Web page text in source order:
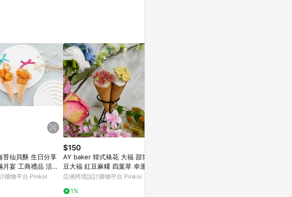
首次下載 Pinkoi APP 並完成訂單，不
苔仙貝酥 生日分享
月宴 工商禮品 活動
購物平台 Pinkoi
$150
AY baker 韓式裱花 大福 甜筒 紅
豆大福 紅豆麻糬 四葉草 幸運草
亞洲跨境設計購物平台 Pinkoi
1%